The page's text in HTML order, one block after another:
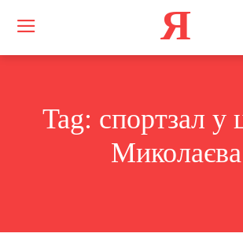
Я
Tag: спортзал у
Миколаєва